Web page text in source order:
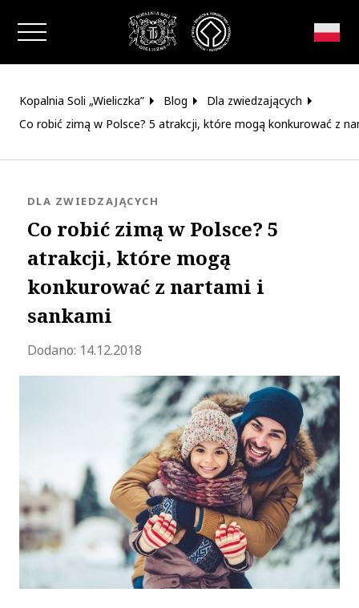
Zamknij okno
Kopalnia Soli „Wieliczka” Blog
Dla zwiedzających
Co robić zimą w Polsce? 5 atrakcji, które mogą konkurować z
Co robić zimą w Polsce? 5
atrakcji, które mogą
konkurować z nartami i
sankami
KATEGORIA:
DLA ZWIEDZAJĄCYCH
Dodano: 14.12.2018Zaktualizowano 2023-10-24 08:23:34